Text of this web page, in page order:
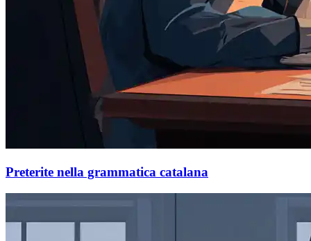
Preterite nella grammatica catalana